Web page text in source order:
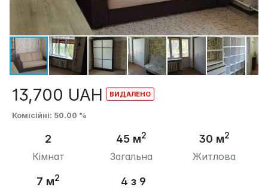
13,700 UAH
Комісійні: 50.00 %
2
Кімнат
45 м2
Загальна
30 м2
Житлова
7 м2 4 з 9